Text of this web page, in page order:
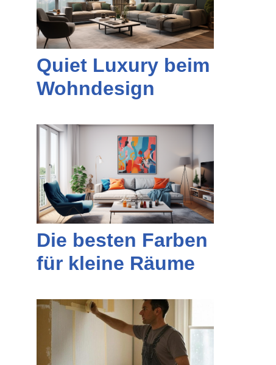
Quiet Luxury beim
Wohndesign
Die besten Farben
für kleine Räume